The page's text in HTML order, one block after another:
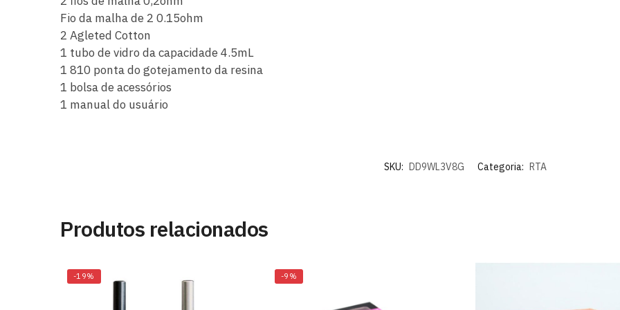
Fio da malha de 2 0.15ohm
2 Agleted Cotton
1 tubo de vidro da capacidade 4.5mL
1 810 ponta do gotejamento da resina
1 bolsa de acessórios
1 manual do usuário
SKU: DD9WL3V8G Categoria: RTA
Produtos relacionados
-19% -9%